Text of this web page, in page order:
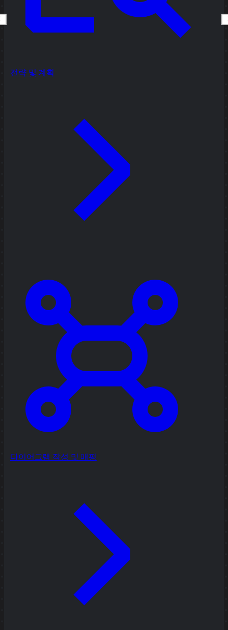
전략 및 계획
다이어그램 작성 및 매핑